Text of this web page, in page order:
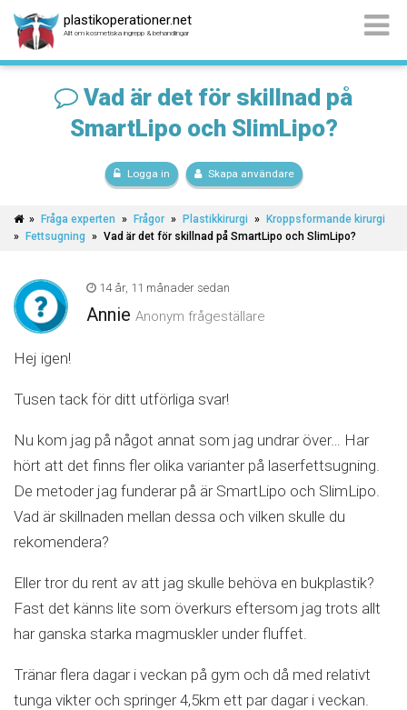
plastikoperationer.net
Allt om kosmetiska ingrepp & behandlingar
Vad är det för skillnad på
SmartLipo och SlimLipo?
Logga in Skapa användare
» Fråga experten » Frågor » Plastikkirurgi »
Kroppsformande kirurgi
»
Fettsugning » Vad är det för skillnad på SmartLipo och SlimLipo?
14 år, 11 månader sedan
Annie Anonym frågeställare
Hej igen!
Tusen tack för ditt utförliga svar!
Nu kom jag på något annat som jag undrar över… Har
hört att det finns fler olika varianter på laserfettsugning.
De metoder jag funderar på är SmartLipo och SlimLipo.
Vad är skillnaden mellan dessa och vilken skulle du
rekomendera?
Eller tror du rent av att jag skulle behöva en bukplastik?
Fast det känns lite som överkurs eftersom jag trots allt
har ganska starka magmuskler under fluffet.
Tränar flera dagar i veckan på gym och då med relativt
tunga vikter och springer 4,5km ett par dagar i veckan.